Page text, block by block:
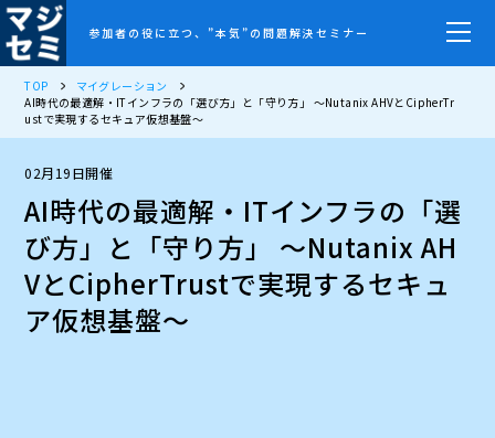
参加者の役に立つ、”本気”の問題解決セミナー
TOP
マイグレーション
AI時代の最適解・ITインフラの「選び方」と「守り方」 ～Nutanix AHVとCipherTr
ustで実現するセキュア仮想基盤～
02月19日開催
AI時代の最適解・ITインフラの「選
び方」と「守り方」 ～Nutanix AH
VとCipherTrustで実現するセキュ
ア仮想基盤～